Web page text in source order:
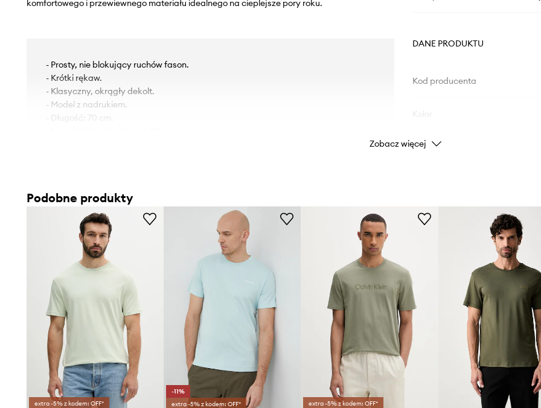
komfortowego i przewiewnego materiału idealnego na cieplejsze pory roku.
- Prosty, nie blokujący ruchów fason.
- Krótki rękaw.
- Klasyczny, okrągły dekolt.
- Model z nadrukiem.
- Długość: 70 cm.
DANE PRODUKTU
Kod producenta
Marka
ID Produktu
Zobacz więcej
Podobne produkty
extra -5% z kodem: OFF*
-11%
extra -5% z kodem: OFF*
extra -5% z kodem: OFF*